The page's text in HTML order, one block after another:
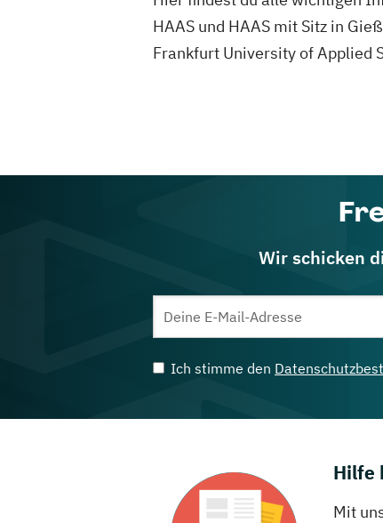
HAAS und HAAS mit Sitz in
Frankfurt University of Applied
Wir schicken
Ich stimme den
Hilfe
Mit